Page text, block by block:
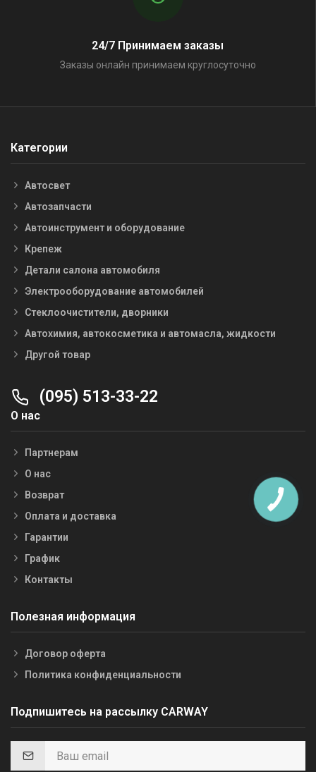
24/7 Принимаем заказы
Заказы онлайн принимаем круглосуточно
Категории
Автосвет
Автозапчасти
Автоинструмент и оборудование
Крепеж
Детали салона автомобиля
Электрооборудование автомобилей
Стеклоочистители, дворники
Автохимия, автокосметика и автомасла, жидкости
Другой товар
(095) 513-33-22
О нас
Партнерам
О нас
Возврат
Оплата и доставка
Гарантии
График
Контакты
Полезная информация
Договор оферта
Политика конфиденциальности
Подпишитесь на рассылку CARWAY